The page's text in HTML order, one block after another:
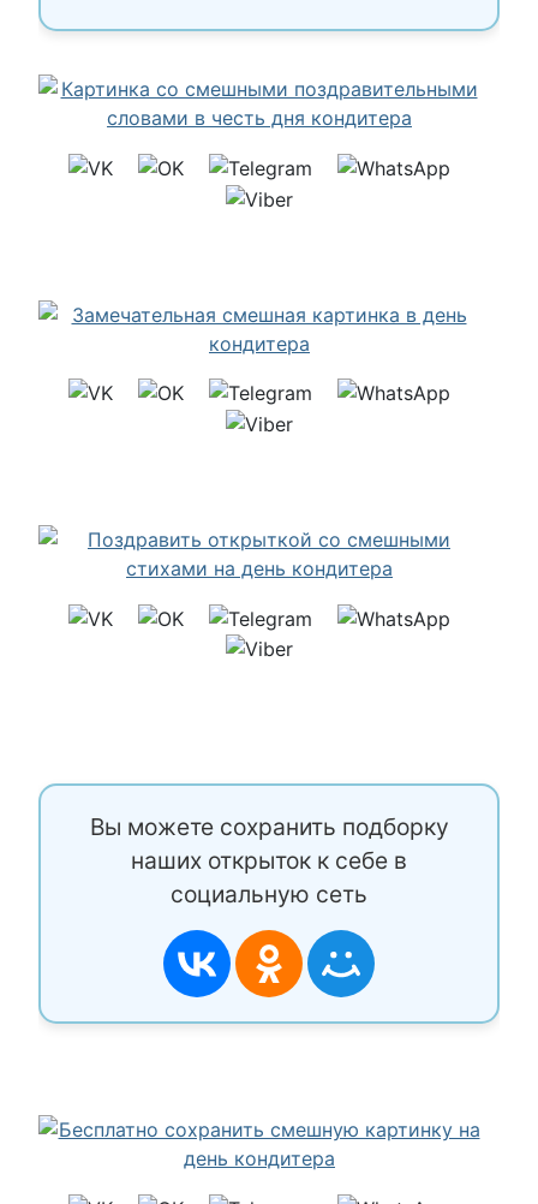
Вы можете сохранить подборку
наших открыток к себе в
социальную сеть